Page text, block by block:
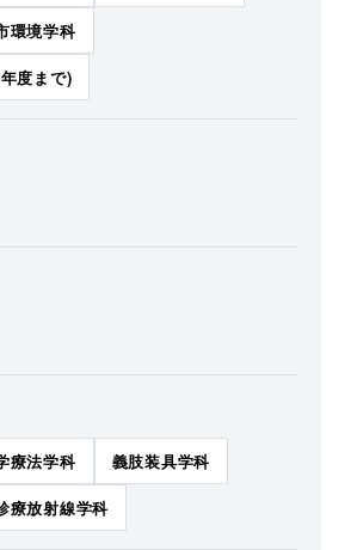
環境学科
度まで)
療法学科 義肢装具学科
療放射線学科